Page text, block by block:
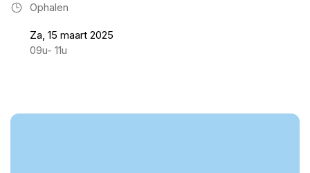
Ophalen
Za, 15 maart 2025
09u- 11u